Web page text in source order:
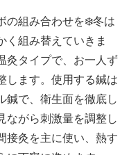
の組み合わせを❄️冬は
く組み替えていきま
灸タイプで、お一人ず
します。使用する鍼は
鍼で、衛生面を徹底し
ながら刺激量を調整し
接灸を主に使い、熱す